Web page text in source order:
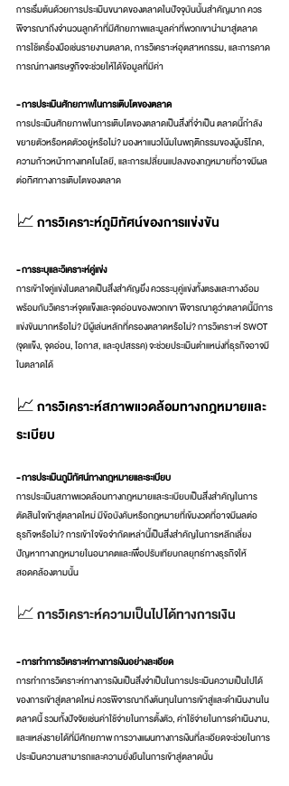
การเริ่มต้นด้วยการประเมินขนาดของตลาดในปัจจุบันนั้นสำคัญมาก ควร
พิจารณาถึงจำนวนลูกค้าที่มีศักยภาพและมูลค่าที่พวกเขานำมาสู่ตลาด
การใช้เครื่องมือเช่นรายงานตลาด, การวิเคราะห์อุตสาหกรรม, และการคาด
การณ์ทางเศรษฐกิจจะช่วยให้ได้ข้อมูลที่มีค่า
- การประเมินศักยภาพในการเติบโตของตลาด
การประเมินศักยภาพในการเติบโตของตลาดเป็นสิ่งที่จำเป็น ตลาดนี้กำลัง
ขยายตัวหรือหดตัวอยู่หรือไม่? มองหาแนวโน้มในพฤติกรรมของผู้บริโภค,
ความก้าวหน้าทางเทคโนโลยี, และการเปลี่ยนแปลงของกฎหมายที่อาจมีผล
ต่อทิศทางการเติบโตของตลาด
📈 การวิเคราะห์ภูมิทัศน์ของการแข่งขัน
- การระบุและวิเคราะห์คู่แข่ง
การเข้าใจคู่แข่งในตลาดเป็นสิ่งสำคัญยิ่ง ควรระบุคู่แข่งทั้งตรงและทางอ้อม
พร้อมกับวิเคราะห์จุดแข็งและจุดอ่อนของพวกเขา พิจารณาดูว่าตลาดนี้มีการ
แข่งขันมากหรือไม่? มีผู้เล่นหลักที่ครองตลาดหรือไม่? การวิเคราะห์ SWOT
(จุดแข็ง, จุดอ่อน, โอกาส, และอุปสรรค) จะช่วยประเมินตำแหน่งที่ธุรกิจอาจมี
ในตลาดได้
📈 การวิเคราะห์สภาพแวดล้อมทางกฎหมายและ
ระเบียบ
- การประเมินภูมิทัศน์ทางกฎหมายและระเบียบ
การประเมินสภาพแวดล้อมทางกฎหมายและระเบียบเป็นสิ่งสำคัญในการ
ตัดสินใจเข้าสู่ตลาดใหม่ มีข้อบังคับหรือกฎหมายที่เข้มงวดที่อาจมีผลต่อ
ธุรกิจหรือไม่? การเข้าใจข้อจำกัดเหล่านี้เป็นสิ่งสำคัญในการหลีกเลี่ยง
ปัญหาทางกฎหมายในอนาคตและเพื่อปรับเทียบกลยุทธ์ทางธุรกิจให้
สอดคล้องตามนั้น
📈 การวิเคราะห์ความเป็นไปได้ทางการเงิน
- การทำการวิเคราะห์ทางการเงินอย่างละเอียด
การทำการวิเคราะห์ทางการเงินเป็นสิ่งจำเป็นในการประเมินความเป็นไปได้
ของการเข้าสู่ตลาดใหม่ ควรพิจารณาถึงต้นทุนในการเข้าสู่และดำเนินงานใน
ตลาดนี้ รวมทั้งปัจจัยเช่นค่าใช้จ่ายในการตั้งตัว, ค่าใช้จ่ายในการดำเนินงาน,
และแหล่งรายได้ที่มีศักยภาพ การวางแผนทางการเงินที่ละเอียดจะช่วยในการ
ประเมินความสามารถและความยั่งยืนในการเข้าสู่ตลาดนั้น